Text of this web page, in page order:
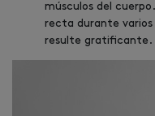
músculos del
recta durante varios
resulte gratificante.